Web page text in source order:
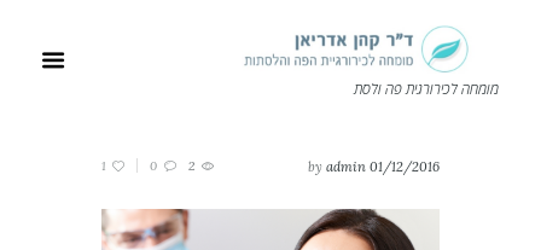
מומחה לכירורגית פה ולסת
01/12/2016
by admin
2
0
1